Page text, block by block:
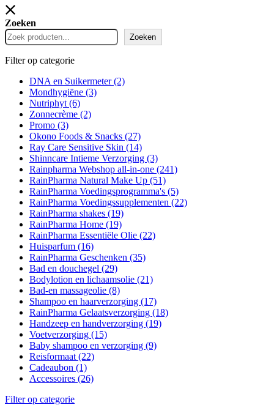
Zoeken
Zoeken
Filter op categorie
DNA en Suikermeter(2)
Mondhygiëne (3)
Nutriphyt (6)
Zonnecrème (2)
Promo (3)
Okono Foods & Snacks (27)
Ray Care Sensitive Skin (14)
Shinncare Intieme Verzorging (3)
Rainpharma Webshop all-in-one (241)
RainPharma Natural Make Up (51)
RainPharma Voedingsprogramma's (5)
RainPharma Voedingssupplementen (22)
RainPharma shakes (19)
RainPharma Home (19)
RainPharma Essentiële Olie (22)
Huisparfum (16)
RainPharma Geschenken (35)
Bad en douchegel (29)
Bodylotion en lichaamsolie (21)
Bad-en massageolie (8)
Shampoo en haarverzorging (17)
RainPharma Gelaatsverzorging (18)
Handzeep en handverzorging (19)
Voetverzorging (15)
Baby shampoo en verzorging (9)
Reisformaat (22)
Cadeaubon (1)
Accessoires (26)
Filter op categorie